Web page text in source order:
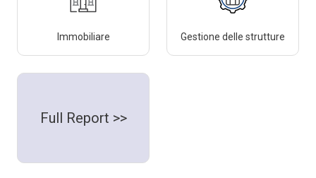
Immobiliare Gestione delle strutture
Full Report >>